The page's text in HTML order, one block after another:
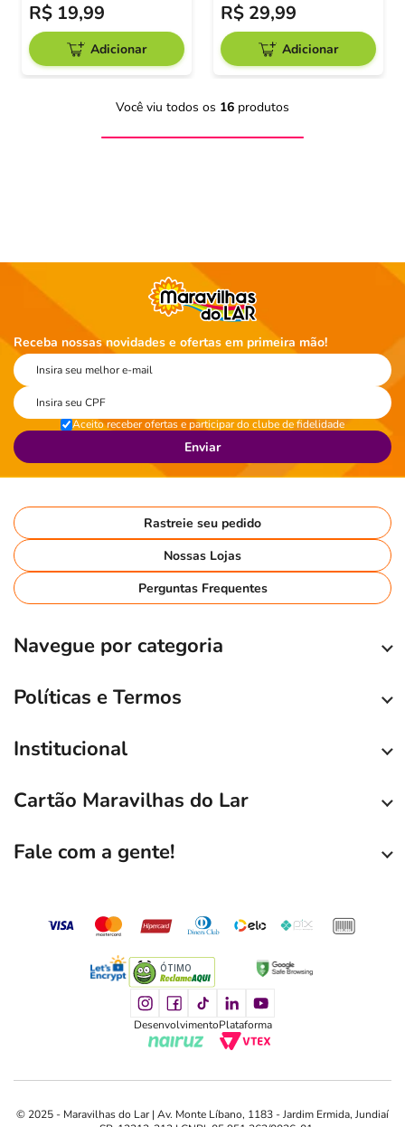
R$ 19,99
Adicionar
R$ 29,99
Adicionar
Você viu todos os 16 produtos
Receba nossas novidades e ofertas em primeira mão!
Aceito receber ofertas e participar do clube de fidelidade
Enviar
Rastreie seu pedido
Nossas Lojas
Perguntas Frequentes
Navegue por categoria
Políticas e Termos
Institucional
Cartão Maravilhas do Lar
Fale com a gente!
ÓTIMO
DesenvolvimentoPlataforma
© 2025 - Maravilhas do Lar | Av. Monte Líbano, 1183 - Jardim Ermida, Jundiaí